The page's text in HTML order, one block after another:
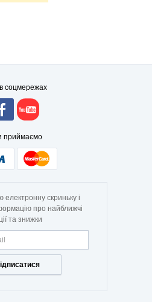
соцмережах
приймаємо
скриньку і
про найближчі
та знижки